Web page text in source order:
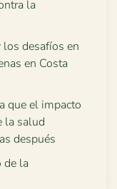
la
los desafíos en
en Costa
que el impacto
la salud
después
de la